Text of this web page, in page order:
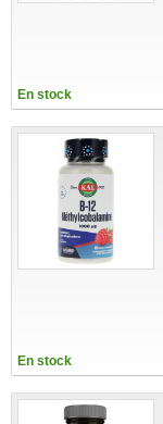
En stock
En stock